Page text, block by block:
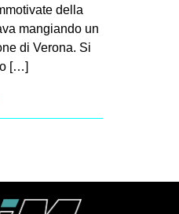
della
mangiando un
di Verona. Si
[…]